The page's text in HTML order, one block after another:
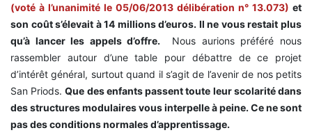
(voté à l’unanimité le 05/06/2013 délibération n° 13.073) et
son coût s’élevait à 14 millions d’euros. Il ne vous restait plus
qu’à lancer les appels d’offre. Nous aurions préféré nous
rassembler autour d’une table pour débattre de ce projet
d’intérêt général, surtout quand il s’agit de l’avenir de nos petits
San Priods.Que des enfants passent toute leur scolarité dans
des structures modulaires vous interpelle à peine. Ce ne sont
pas des conditions normales d’apprentissage.